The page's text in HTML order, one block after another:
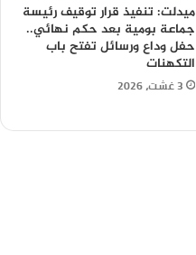
ميدلت: تنفيذ قرار توقيف رئيسة
جماعة بومية بعد حكم نهائي..
حفل وداع ورسائل تفتح باب
التكهنات
3 غشت، 2026